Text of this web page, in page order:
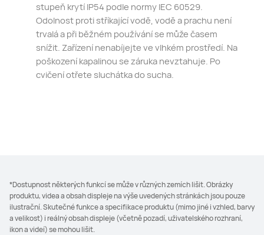
stupeň krytí IP54 podle normy IEC 60529.
Odolnost proti stříkající vodě, vodě a prachu není
trvalá a při běžném používání se může časem
snížit. Zařízení nenabíjejte ve vlhkém prostředí. Na
poškození kapalinou se záruka nevztahuje. Po
cvičení otřete sluchátka⁠ do sucha.
*Dostupnost některých funkcí se může v různých zemích lišit. Obrázky
produktu, videa a obsah displeje na výše uvedených stránkách jsou pouze
ilustrační. Skutečné funkce a specifikace produktu (mimo jiné i vzhled, barvy
a velikost) i reálný obsah displeje (včetně pozadí, uživatelského rozhraní,
ikon a videí) se mohou lišit.